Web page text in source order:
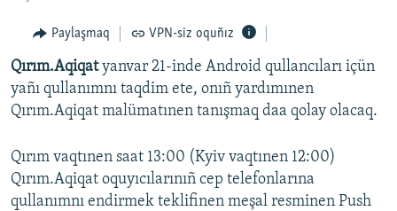
qaytmaq
MEDENİYET
İNSAN AQLARI
VİDEO
BLOGLAR
FİKİR
Paylaşmaq VPN-siz oquñız
Qırım.Aqiqatyanvar 21-inde Android qullancıları içün
yañı qullanımnı taqdim ete, onıñ yardımınen
Qırım.Aqiqat malümatınen tanışmaq daa qolay olacaq.
Qırım vaqtınen saat 13:00 (Kyiv vaqtınen 12:00)
Qırım.Aqiqat oquyıcılarınıñ cep telefonlarına
qullanımnı endirmek teklifinen meşal resminen Push